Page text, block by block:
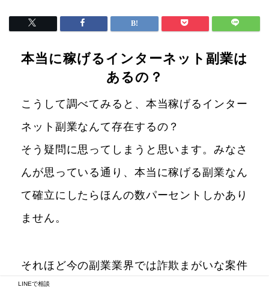
本当に稼げるインターネット副業は
あるの？
こうして調べてみると、本当稼げるインター
ネット副業なんて存在するの？
そう疑問に思ってしまうと思います。みなさ
んが思っている通り、本当に稼げる副業なん
て確立にしたらほんの数パーセントしかあり
ません。
それほど今の副業業界では詐欺まがいな案件
が出回っています。
LINEで相談